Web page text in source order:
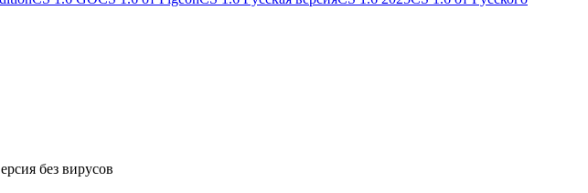
без вирусов